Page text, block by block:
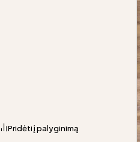
Pridėti į palyginimą